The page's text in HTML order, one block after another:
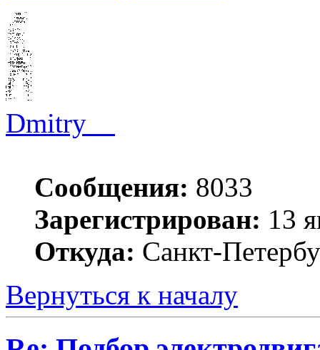
Dmitry__
Сообщения: 8033
Зарегистрирован: 13
Откуда: Санкт-
Вернуться к началу